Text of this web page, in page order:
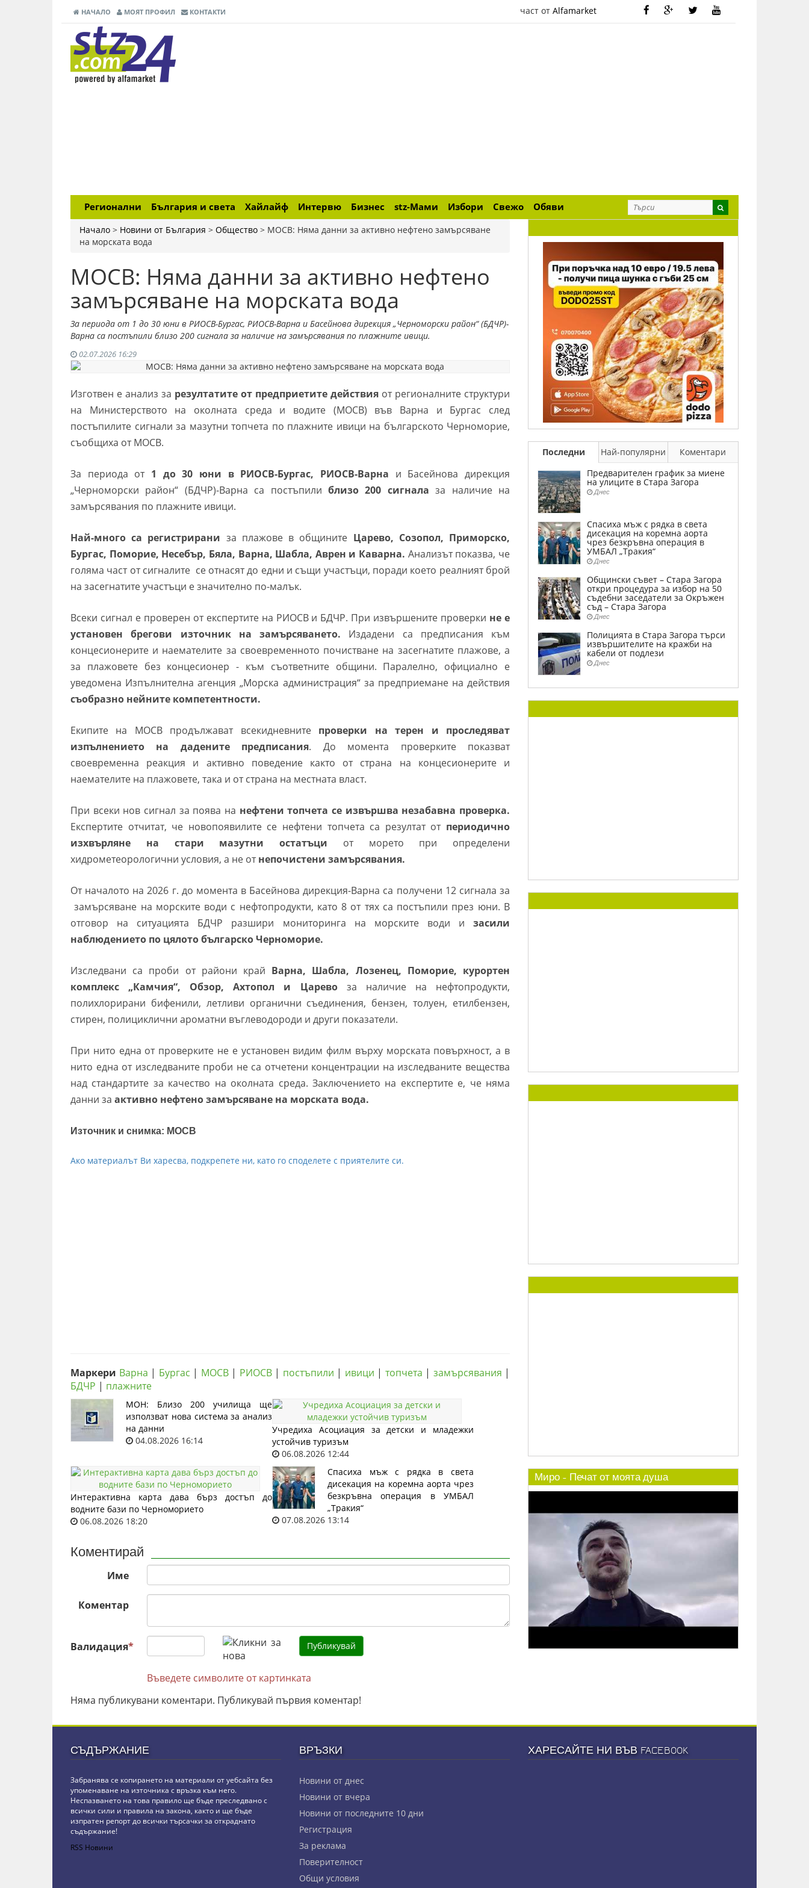
НАЧАЛО МОЯТ ПРОФИЛ КОНТАКТИ част от Alfamarket
Регионални България и света Хайлайф Интервю Бизнес stz-Мами Избори Свежо Обяви
Начало > Новини от България > Общество > МОСВ: Няма данни за активно нефтено замърсяване
на морската вода
МОСВ: Няма данни за активно нефтено
замърсяване на морската вода
За периода от 1 до 30 юни в РИОСВ-Бургас, РИОСВ-Варна и Басейнова дирекция „Черноморски район“ (БДЧР)-
Варна са постъпили близо 200 сигнала за наличие на замърсявания по плажните ивици.
02.07.2026 16:29
Изготвен е анализ за резултатите от предприетите действия от регионалните структури
на Министерството на околната среда и водите (МОСВ) във Варна и Бургас след
постъпилите сигнали за мазутни топчета по плажните ивици на българското Черноморие,
съобщиха от МОСВ.
За периода от1 до 30 юни в РИОСВ-Бургас, РИОСВ-Варна и Басейнова дирекция
„Черноморски район“ (БДЧР)-Варна са постъпили близо 200 сигналаза наличие на
замърсявания по плажните ивици.
Най-много са регистрирани за плажове в общините Царево, Созопол, Приморско,
Бургас, Поморие, Несебър, Бяла, Варна, Шабла, Аврен и Каварна. Анализът показва, че
голяма част от сигналите се отнасят до едни и същи участъци, поради което реалният брой
на засегнатите участъци е значително по-малък.
Всеки сигнал е проверен от експертите на РИОСВ и БДЧР. При извършените проверки не е
установен брегови източник на замърсяването. Издадени са предписания към
концесионерите и наемателите за своевременното почистване на засегнатите плажове, а
за плажовете без концесионер - към съответните общини. Паралелно, официално е
уведомена Изпълнителна агенция „Морска администрация“ за предприемане на действия
съобразно нейните компетентности.
Екипите на МОСВ продължават всекидневните проверки на терен и проследяват
изпълнението на дадените предписания. До момента проверките показват
своевременна реакция и активно поведение както от страна на концесионерите и
наемателите на плажовете, така и от страна на местната власт.
При всеки нов сигнал за поява на нефтени топчета се извършва незабавна проверка.
Експертите отчитат, че новопоявилите се нефтени топчета са резултат от периодично
изхвърляне на стари мазутни остатъци от морето при определени
хидрометеорологични условия, а не отнепочистени замърсявания.
От началото на 2026 г. до момента в Басейнова дирекция-Варна са получени 12 сигнала за
замърсяване на морските води с нефтопродукти, като 8 от тях са постъпили през юни. В
отговор на ситуацията БДЧР разшири мониторинга на морските води и засили
наблюдението по цялото българско Черноморие.
Изследвани са проби от райони край Варна, Шабла, Лозенец, Поморие, курортен
комплекс „Камчия“, Обзор, Ахтопол и Царево за наличие на нефтопродукти,
полихлорирани бифенили, летливи органични съединения, бензен, толуен, етилбензен,
стирен, полициклични ароматни въглеводороди и други показатели.
При нито една от проверките не е установен видим филм върху морската повърхност, а в
нито една от изследваните проби не са отчетени концентрации на изследваните вещества
над стандартите за качество на околната среда. Заключението на експертите е, че няма
данни за активно нефтено замърсяване на морската вода.
Източник и снимка: МОСВ
Ако материалът Ви харесва, подкрепете ни, като го споделете с приятелите си.
Маркери Варна | Бургас | МОСВ| РИОСВ| постъпили | ивици | топчета | замърсявания |
БДЧР | плажните
МОН: Близо 200 училища ще
използват нова система за анализ
на данни
04.08.2026 16:14
Учредиха Асоциация за детски и младежки
устойчив туризъм
06.08.2026 12:44
Интерактивна карта дава бърз достъп до
водните бази по Черноморието
06.08.2026 18:20
Спасиха мъж с рядка в света
дисекация на коремна аорта чрез
безкръвна операция в УМБАЛ
„Тракия“
07.08.2026 13:14
Коментирай
Име
Коментар
Валидация*
Въведете символите от картинката
Няма публикувани коментари. Публикувай първия коментар!
Последни Най-популярни
Коментари
Предварителен график за миене
на улиците в Стара Загора
Днес
Спасиха мъж с рядка в света
дисекация на коремна аорта
чрез безкръвна операция в
УМБАЛ „Тракия“
Днес
Общински съвет – Стара Загора
откри процедура за избор на 50
съдебни заседатели за Окръжен
съд – Стара Загора
Днес
Полицията в Стара Загора търси
извършителите на кражби на
кабели от подлези
Днес
Миро - Печат от моята душа
СЪДЪРЖАНИЕ
Забранява се копирането на материали от уебсайта без
упоменаване на източника с връзка към него.
Неспазването на това правило ще бъде преследвано с
всички сили и правила на закона, както и ще бъде
изпратен репорт до всички търсачки за откраднато
съдържание!
RSS Новини
ВРЪЗКИ
Новини от днес
Новини от вчера
Новини от последните 10 дни
Регистрация
За реклама
Πoвepитeлнocт
Общи условия
ХАРЕСАЙТЕ НИ ВЪВ FACEBOOK